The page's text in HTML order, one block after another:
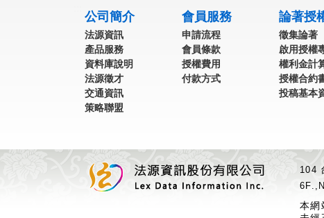
公司簡介
法源資訊
產品服務
資料庫說明
法源徵才
交通資訊
策略聯盟
會員服務
申請流程
會員條款
授權費用
付款方式
論著授
徵集論著
啟用授權
權利金計
授權合約
投稿基本
104
本網